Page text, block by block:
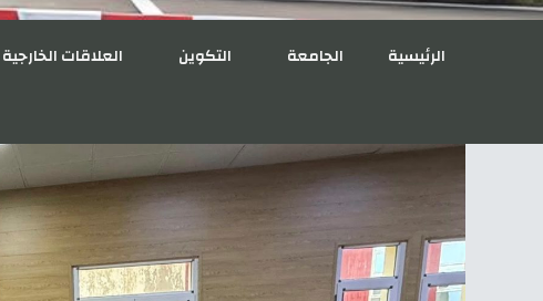
الرئيسية الجامعة التكوين العلاقات الخارجية